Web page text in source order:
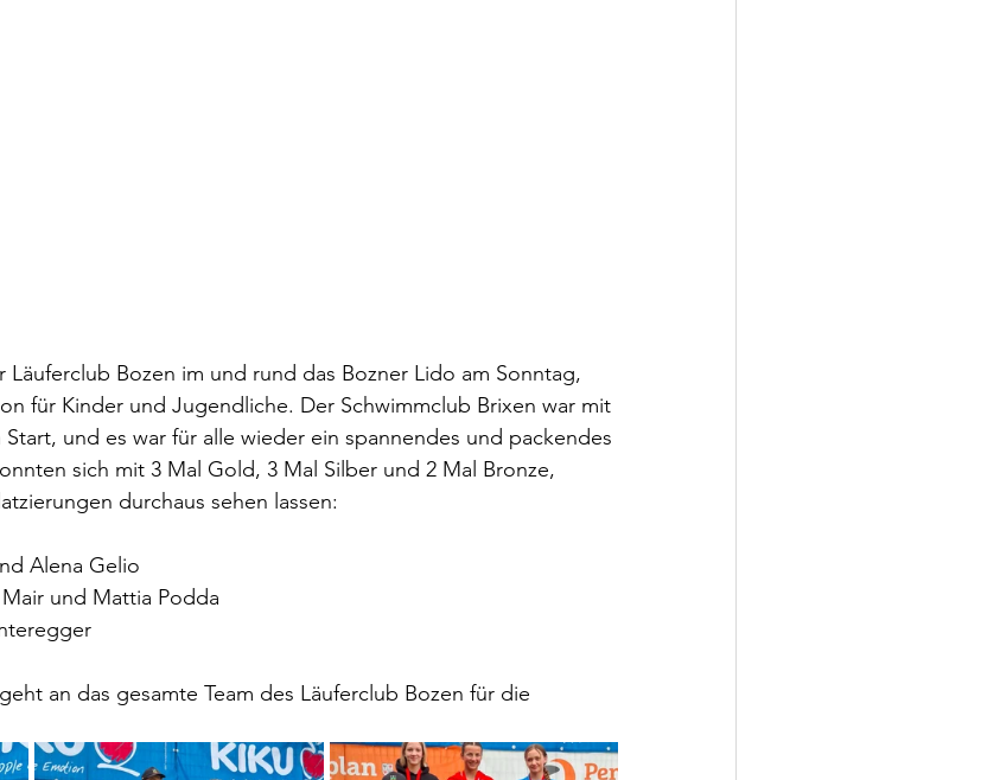
Bozen im und rund das Bozner Lido am Sonntag,
für Kinder und Jugendliche. Der Schwimmclub Brixen war mit
und es war für alle wieder ein spannendes und packendes
sich mit 3 Mal Gold, 3 Mal Silber und 2 Mal Bronze,
durchaus sehen lassen:
Alena Gelio
und Mattia Podda
an das gesamte Team des Läuferclub Bozen für die